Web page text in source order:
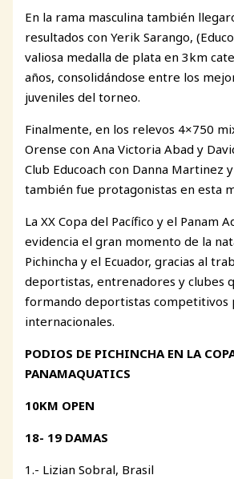
En la rama masculina también
resultados con Yerik Sarango,
valiosa medalla de plata en 3km
años, consolidándose entre los
juveniles del torneo.
Finalmente, en los relevos 4×750
Orense con Ana Victoria Abad y
Club Educoach con Danna Martinez
también fue protagonistas en esta
La XX Copa del Pacífico y el Panam
evidencia el gran momento de la
Pichincha y el Ecuador, gracias al
deportistas, entrenadores y clubes
formando deportistas competitivos
internacionales.
PODIOS DE PICHINCHA EN LA
PANAMAQUATICS
10KM OPEN
18- 19 DAMAS
1.- Lizian Sobral, Brasil